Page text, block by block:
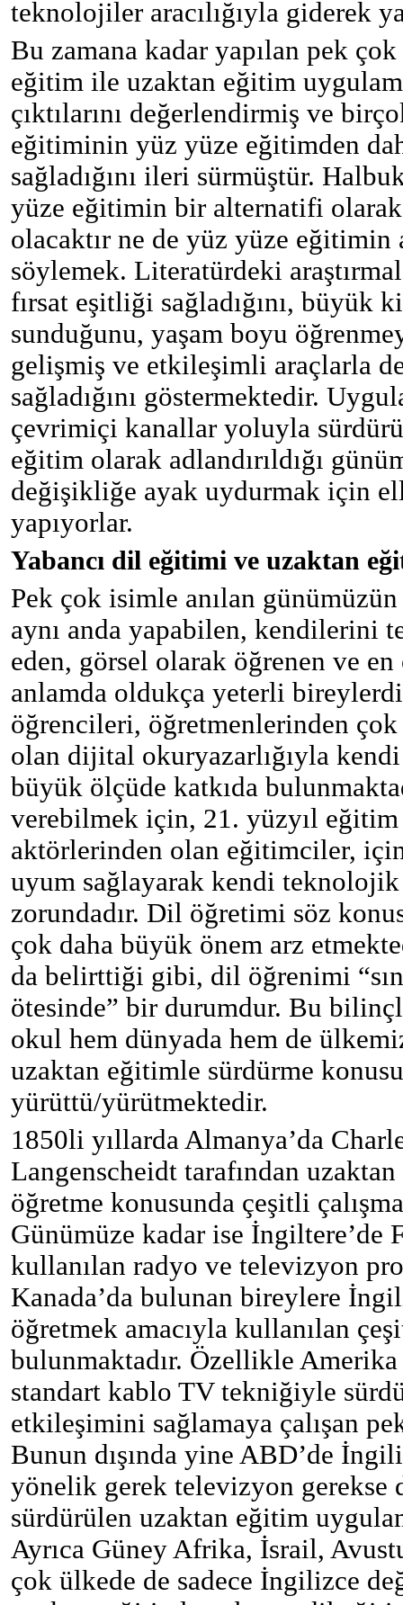
teknolojiler aracılığıyla giderek
Bu zamana kadar yapılan pek
eğitim ile uzaktan eğitim
çıktılarını değerlendirmiş ve
eğitiminin yüz yüze eğitimden
sağladığını ileri sürmüştür.
yüze eğitimin bir alternatifi olarak
olacaktır ne de yüz yüze
söylemek. Literatürdeki
fırsat eşitliği sağladığını, büyük
sunduğunu, yaşam boyu
gelişmiş ve etkileşimli araçlarla
sağladığını göstermektedir.
çevrimiçi kanallar yoluyla
eğitim olarak adlandırıldığı
değişikliğe ayak uydurmak için
yapıyorlar.
Yabancı dil eğitimi ve uzaktan
Pek çok isimle anılan
aynı anda yapabilen, kendilerini
eden, görsel olarak öğrenen ve
anlamda oldukça yeterli
öğrencileri, öğretmenlerinden
olan dijital okuryazarlığıyla
büyük ölçüde katkıda
verebilmek için, 21. yüzyıl eğitim
aktörlerinden olan eğitimciler,
uyum sağlayarak kendi
zorundadır. Dil öğretimi söz
çok daha büyük önem arz
da belirttiği gibi, dil öğrenimi
ötesinde” bir durumdur. Bu
okul hem dünyada hem de
uzaktan eğitimle sürdürme
yürüttü/yürütmektedir.
1850li yıllarda Almanya’da
Langenscheidt tarafından
öğretme konusunda çeşitli
Günümüze kadar ise İngiltere’de
kullanılan radyo ve televizyon
Kanada’da bulunan bireylere
öğretmek amacıyla kullanılan
bulunmaktadır. Özellikle
standart kablo TV tekniğiyle
etkileşimini sağlamaya çalışan
Bunun dışında yine ABD’de
yönelik gerek televizyon gerekse
sürdürülen uzaktan eğitim
Ayrıca Güney Afrika, İsrail,
çok ülkede de sadece İngilizce